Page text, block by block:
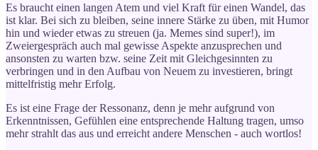
Es braucht einen langen Atem und viel Kraft für einen Wandel, das
ist klar. Bei sich zu bleiben, seine innere Stärke zu üben, mit Humor
hin und wieder etwas zu streuen (ja. Memes sind super!), im
Zweiergespräch auch mal gewisse Aspekte anzusprechen und
ansonsten zu warten bzw. seine Zeit mit Gleichgesinnten zu
verbringen und in den Aufbau von Neuem zu investieren, bringt
mittelfristig mehr Erfolg.
Es ist eine Frage der Ressonanz, denn je mehr aufgrund von
Erkenntnissen, Gefühlen eine entsprechende Haltung tragen, umso
mehr strahlt das aus und erreicht andere Menschen - auch wortlos!